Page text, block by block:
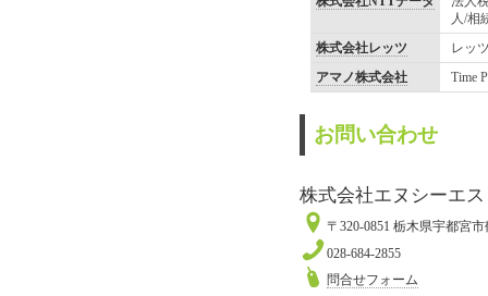
人/相
株式会社レッツ
レッ
アマノ株式会社
Time
お問い合わせ
株式会社エヌシーエス
〒320-0851 栃木県宇都宮市
028-684-2855
問合せフォーム